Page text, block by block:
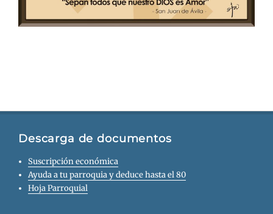
Descarga de documentos
Suscripción económica
Ayuda a tu parroquia y deduce hasta el 80
Hoja Parroquial